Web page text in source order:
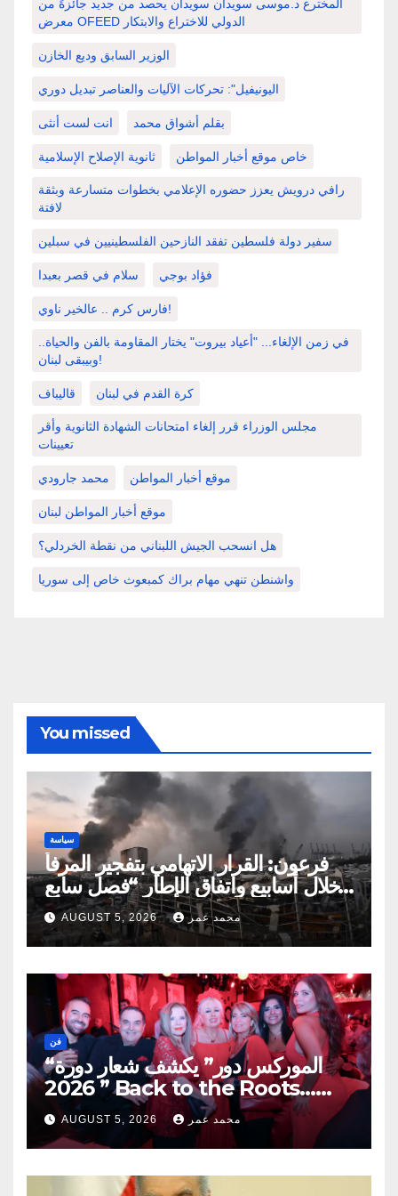
المخترع د.موسى سويدان سويدان يحصد من جديد جائزةً من
معرض OFEED الدولي للاختراع والابتكار
الوزير السابق وديع الخازن
اليونيفيل": تحركات الآليات والعناصر تبديل دوري
انت لست أنثى بقلم أشواق محمد
ثانوية الإصلاح الإسلامية خاص موقع أخبار المواطن
رافي درويش يعزز حضوره الإعلامي بخطوات متسارعة وبثقة
لافتة
سفير دولة فلسطين تفقد النازحين الفلسطينيين في سبلين
سلام في قصر بعبدا فؤاد بوجي
فارس كرم .. عالخير ناوي!
في زمن الإلغاء... "أعياد بيروت" يختار المقاومة بالفن والحياة..
وبيبقى لبنان!
قاليباف كرة القدم في لبنان
مجلس الوزراء قرر إلغاء امتحانات الشهادة الثانوية وأقر
تعيينات
محمد جارودي موقع أخبار المواطن
موقع أخبار المواطن لبنان
هل انسحب الجيش اللبناني من نقطة الخردلي؟
واشنطن تنهي مهام براك كمبعوث خاص إلى سوريا
You missed
سياسة
فرعون: القرار الاتهامي بتفجير المرفأ
خلال أسابيع واتفاق الإطار “فصل سابع
ونصف”
AUGUST 5, 2026 محمد عمر
فن
“الموركس دور” يكشف شعار دورة
2026 ” Back to the Roots…
Eye on the Future “
AUGUST 5, 2026 محمد عمر